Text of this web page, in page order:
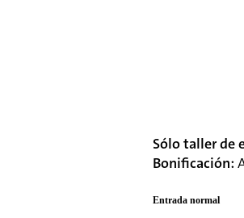
Sólo taller de
Bonificación:
Entrada normal